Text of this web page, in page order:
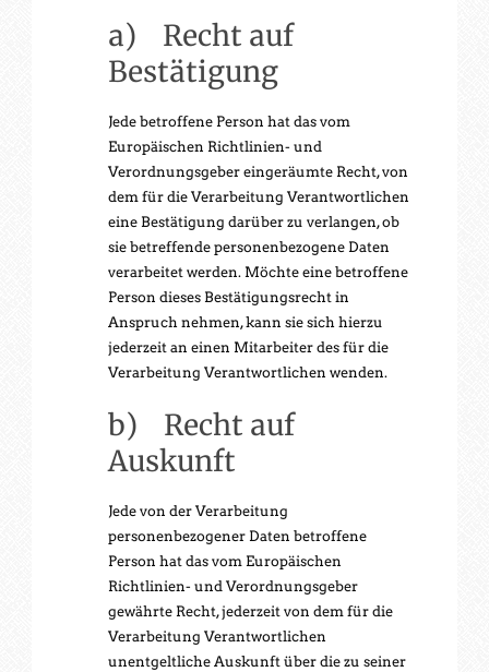
a) Recht auf
Bestätigung
Jede betroffene Person hat das vom
Europäischen Richtlinien- und
Verordnungsgeber eingeräumte Recht, von
dem für die Verarbeitung Verantwortlichen
eine Bestätigung darüber zu verlangen, ob
sie betreffende personenbezogene Daten
verarbeitet werden. Möchte eine betroffene
Person dieses Bestätigungsrecht in
Anspruch nehmen, kann sie sich hierzu
jederzeit an einen Mitarbeiter des für die
Verarbeitung Verantwortlichen wenden.
b) Recht auf
Auskunft
Jede von der Verarbeitung
personenbezogener Daten betroffene
Person hat das vom Europäischen
Richtlinien- und Verordnungsgeber
gewährte Recht, jederzeit von dem für die
Verarbeitung Verantwortlichen
unentgeltliche Auskunft über die zu seiner